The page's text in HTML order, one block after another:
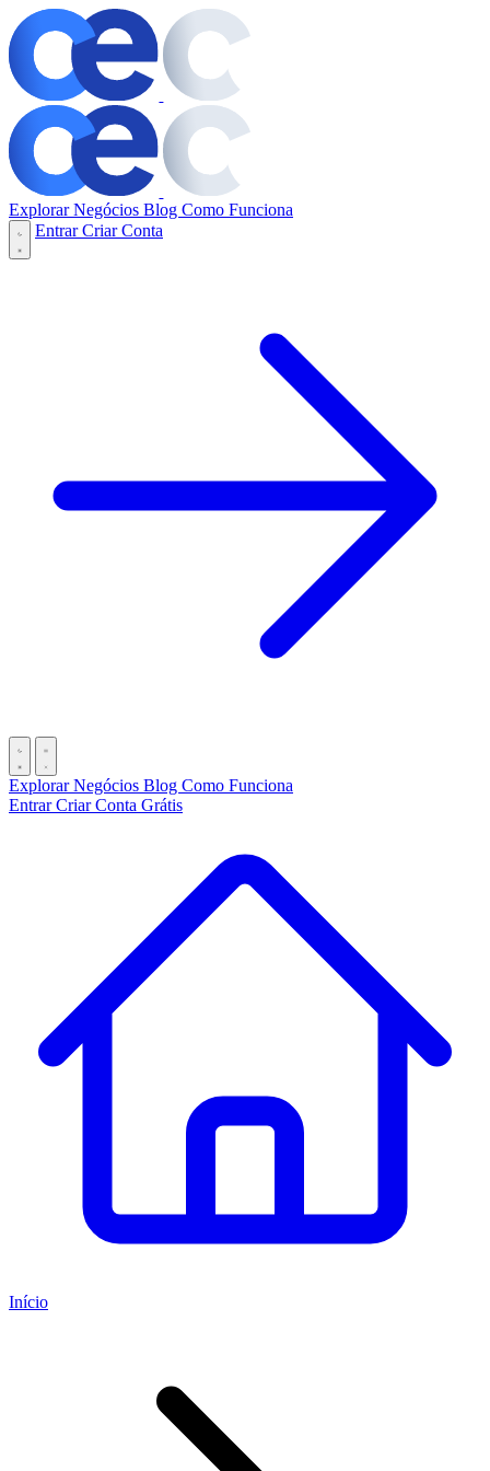
Explorar Negócios Blog Como Funciona
EntrarCriar Conta
Explorar Negócios Blog Como Funciona
EntrarCriar Conta Grátis
Início